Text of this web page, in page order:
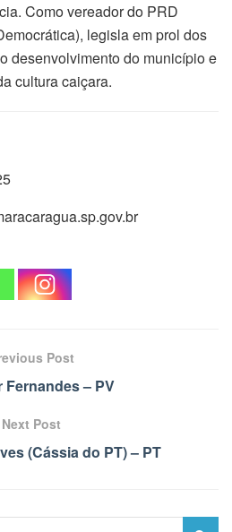
Como vereador do PRD
legisla em prol dos
desenvolvimento do município e
cultura caiçara.
Post
Fernandes – PV
Next Post
(Cássia do PT) – PT